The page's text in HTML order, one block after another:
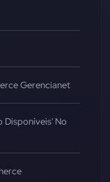
Gerencianet
Disponíveis' No